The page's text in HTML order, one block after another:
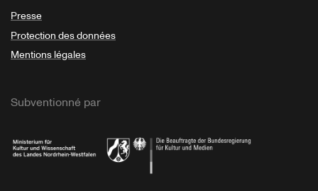
Presse
Protection des données
Mentions légales
Subventionné par